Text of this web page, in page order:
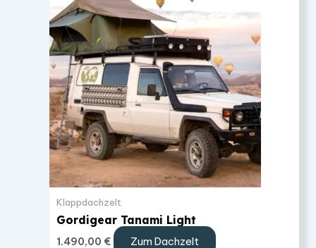
Klappdachzelt
Gordigear Tanami Light
1.490,00 €
Zum Dachzelt